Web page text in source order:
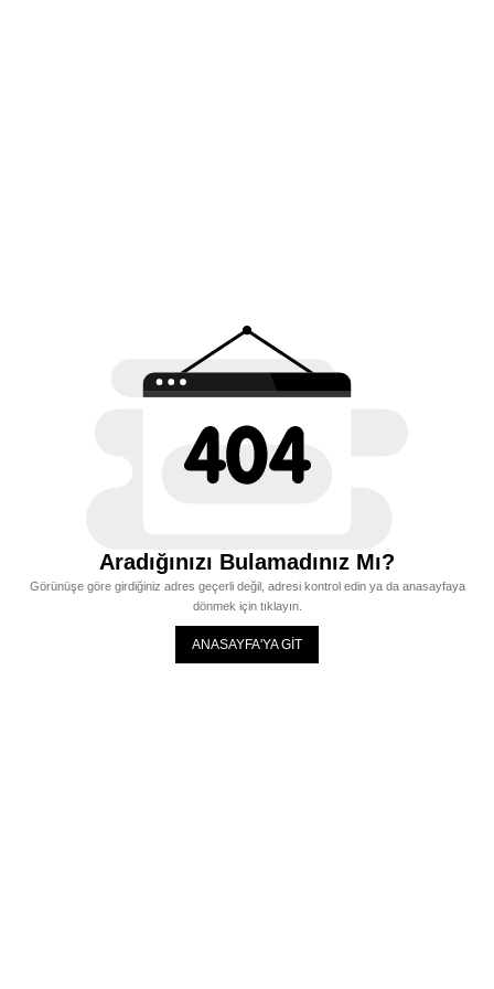
Aradığınızı Bulamadınız Mı?
Görünüşe göre girdiğiniz adres geçerli değil, adresi kontrol edin ya da anasayfaya
dönmek için tıklayın.
ANASAYFA'YA GİT